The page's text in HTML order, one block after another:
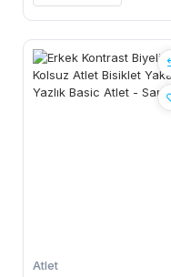
Atlet